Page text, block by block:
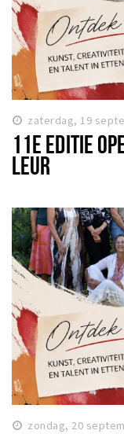
zaterdag, 19
11E EDITIE
LEUR
zondag, 20